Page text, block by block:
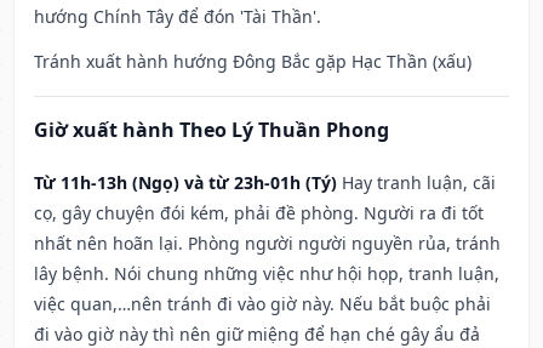
hướng Chính Tây để đón 'Tài Thần'.
Tránh xuất hành hướng Đông Bắc gặp Hạc Thần (xấu)
Giờ xuất hành Theo Lý Thuần Phong
Từ 11h-13h (Ngọ) và từ 23h-01h (Tý) Hay tranh luận, cãi
cọ, gây chuyện đói kém, phải đề phòng. Người ra đi tốt
nhất nên hoãn lại. Phòng người người nguyền rủa, tránh
lây bệnh. Nói chung những việc như hội họp, tranh luận,
việc quan,…nên tránh đi vào giờ này. Nếu bắt buộc phải
đi vào giờ này thì nên giữ miệng để hạn ché gây ẩu đả